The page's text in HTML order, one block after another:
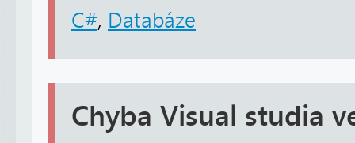
C#, Databáze
Chyba Visual studia